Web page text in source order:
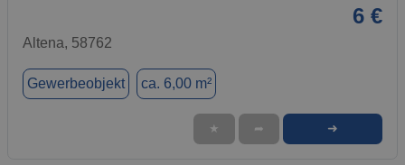
6 €
Altena, 58762
Gewerbeobjekt ca. 6,00 m²
★ ➦ ➜